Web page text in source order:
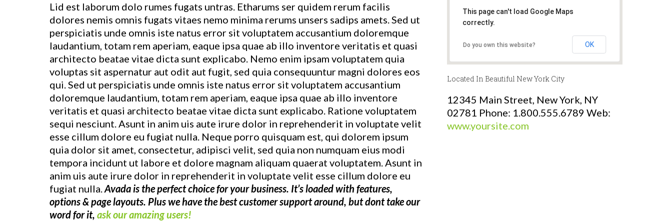
Lid est laborum dolo rumes fugats untras. Etharums ser quidem rerum facilis
dolores nemis omnis fugats vitaes nemo minima rerums unsers sadips amets. Sed ut
perspiciatis unde omnis iste natus error sit voluptatem accusantium doloremque
laudantium, totam rem aperiam, eaque ipsa quae ab illo inventore veritatis et quasi
architecto beatae vitae dicta sunt explicabo. Nemo enim ipsam voluptatem quia
voluptas sit aspernatur aut odit aut fugit, sed quia consequuntur magni dolores eos
qui. Sed ut perspiciatis unde omnis iste natus error sit voluptatem accusantium
doloremque laudantium, totam rem aperiam, eaque ipsa quae ab illo inventore
veritatis et quasi architecto beatae vitae dicta sunt explicabo. Ratione voluptatem
sequi nesciunt. Asunt in anim uis aute irure dolor in reprehenderit in voluptate velit
esse cillum dolore eu fugiat nulla. Neque porro quisquam est, qui dolorem ipsum
quia dolor sit amet, consectetur, adipisci velit, sed quia non numquam eius modi
tempora incidunt ut labore et dolore magnam aliquam quaerat voluptatem. Asunt in
anim uis aute irure dolor in reprehenderit in voluptate velit esse cillum dolore eu
fugiat nulla.Avada is the perfect choice for your business. It’s loaded with features,
options & page layouts. Plus we have the best customer support around, but dont take our
word for it, ask our amazing users!
This page can't load Google Maps
correctly.
Do you own this website? OK
Located In Beautiful New York City
12345 Main Street, New York, NY
02781 Phone: 1.800.555.6789 Web:
www.yoursite.com